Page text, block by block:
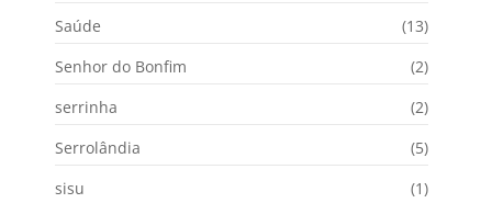
Saúde
(13)
Senhor do Bonfim
(2)
serrinha
(2)
Serrolândia
(5)
sisu
(1)